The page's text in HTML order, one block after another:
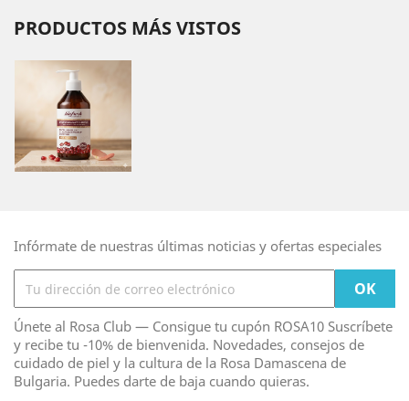
PRODUCTOS MÁS VISTOS
Infórmate de nuestras últimas noticias y ofertas especiales
Únete al Rosa Club — Consigue tu cupón ROSA10 Suscríbete
y recibe tu -10% de bienvenida. Novedades, consejos de
cuidado de piel y la cultura de la Rosa Damascena de
Bulgaria. Puedes darte de baja cuando quieras.